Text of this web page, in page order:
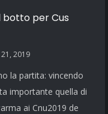
botto per Cus
2019
la partita: vincendo
importante quella di
ai Cnu2019 de